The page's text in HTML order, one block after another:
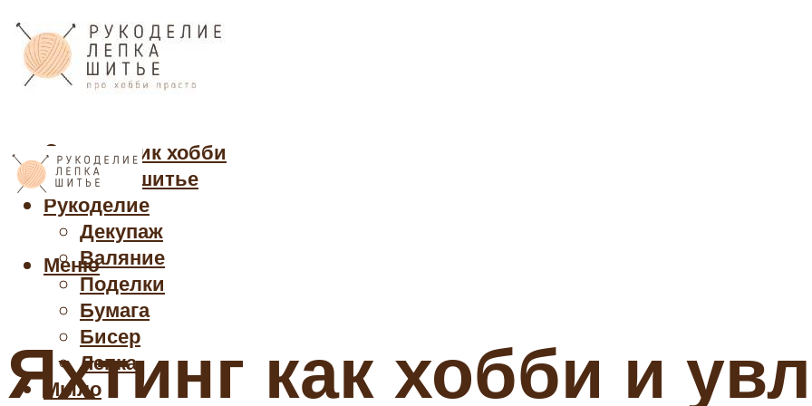
Cправочник хобби
Кройка и шитье
Рукоделие
Декупаж
Валяние
Поделки
Бумага
Бисер
Лепка
Мыло
Меню
Яхтинг как хобби и